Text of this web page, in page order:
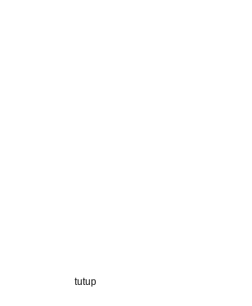
tutup